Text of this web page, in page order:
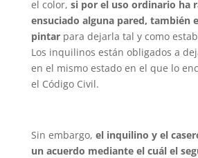
el color, si por el uso ordinario ha
ensuciado alguna pared, también
pintarpara dejarla tal y como
Los inquilinos están obligados a
en el mismo estado en el que lo
el Código Civil.
Sin embargo, el inquilino y el
un acuerdo mediante el cuál el